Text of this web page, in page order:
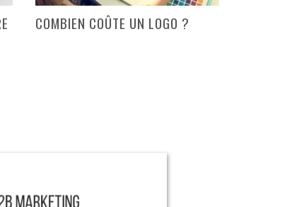
COMBIEN COÛTE UN LOGO ?